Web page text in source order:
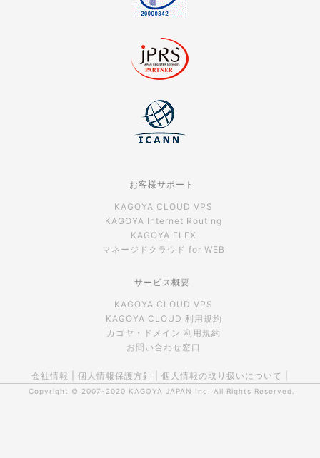
お客様サポート
KAGOYA CLOUD VPS
KAGOYA Internet Routing
KAGOYA FLEX
マネージドクラウド for WEB
サービス概要
KAGOYA CLOUD VPS
KAGOYA CLOUD 利用規約
カゴヤ・ドメイン 利用規約
お問い合わせ窓口
会社情報 個人情報保護方針 個人情報の取り扱いについて
Copyright © 2007-2020 KAGOYA JAPAN Inc. All Rights Reserved.